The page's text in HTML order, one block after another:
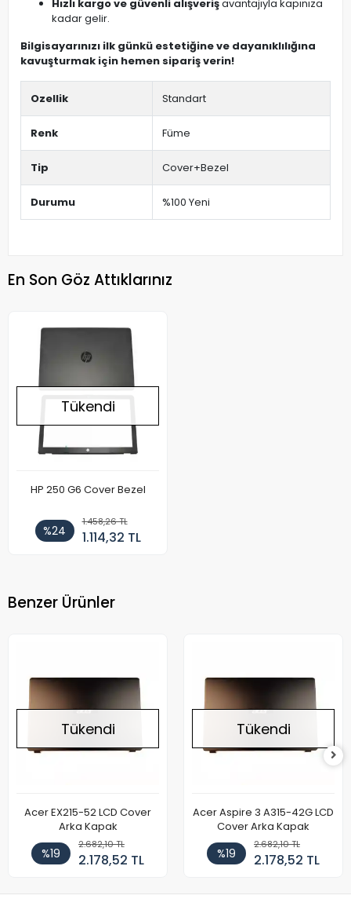
Hızlı kargo ve güvenli alışverişavantajıyla kapınıza
kadar gelir.
Bilgisayarınızı ilk günkü estetiğine ve dayanıklılığına
kavuşturmak için hemen sipariş verin!
Ozellik Standart
Renk Füme
Tip Cover+Bezel
Durumu %100 Yeni
En Son Göz Attıklarınız
Tükendi
HP 250 G6 Cover Bezel
%24
1.458,26 TL
1.114,32 TL
Benzer Ürünler
Tükendi
Acer EX215-52 LCD Cover
Arka Kapak
%19
2.682,10 TL
2.178,52 TL
Tükendi
Acer Aspire 3 A315-42G LCD
Cover Arka Kapak
%19
2.682,10 TL
2.178,52 TL